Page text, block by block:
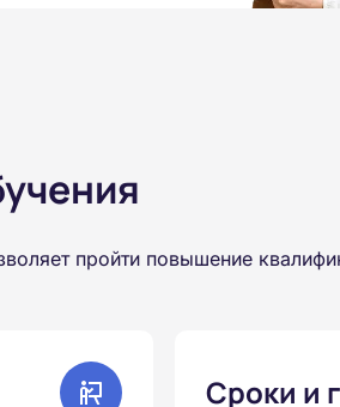
пройти повышение
Сроки и